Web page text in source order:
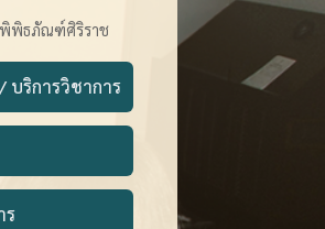
พิพิธภัณฑ์ศิริราช
ริการวิชาการ
ร